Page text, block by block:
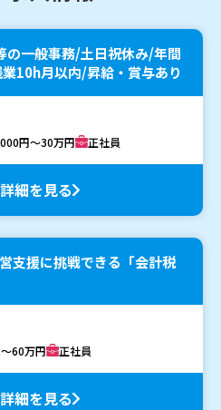
の一般事務/土日祝休み/年間
10h月以内/昇給・賞与あり
円～30万円 正社員
細を見る
支援に挑戦できる「会計税
60万円 正社員
細を見る